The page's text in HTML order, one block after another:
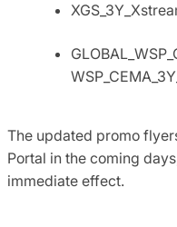
The updated promo
Portal in the coming
immediate effect.